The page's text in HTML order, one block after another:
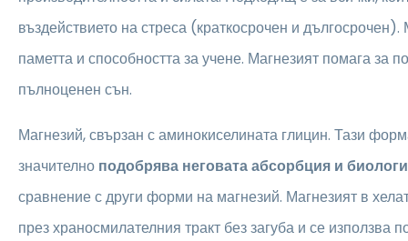
въздействието на стреса (краткосрочен и
паметта и способността за учене. Магнезият помага за
пълноценен сън.
Магнезий, свързан с аминокиселината глицин. Тази
значително подобрява неговата абсорбция и
сравнение с други форми на магнезий. Магнезият в
през храносмилателния тракт без загуба и се използва